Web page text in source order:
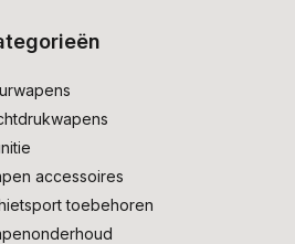
accessoires
toebehoren